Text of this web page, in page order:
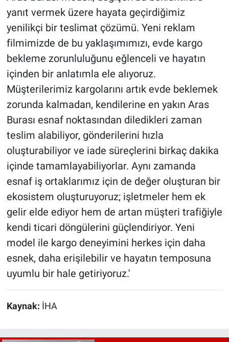
yanıt vermek üzere hayata geçirdiğimiz
yenilikçi bir teslimat çözümü. Yeni reklam
filmimizde de bu yaklaşımımızı, evde kargo
bekleme zorunluluğunu eğlenceli ve hayatın
içinden bir anlatımla ele alıyoruz.
Müşterilerimiz kargolarını artık evde beklemek
zorunda kalmadan, kendilerine en yakın Aras
Burası esnaf noktasından diledikleri zaman
teslim alabiliyor, gönderilerini hızla
oluşturabiliyor ve iade süreçlerini birkaç dakika
içinde tamamlayabiliyorlar. Aynı zamanda
esnaf iş ortaklarımız için de değer oluşturan bir
ekosistem oluşturuyoruz; işletmeler hem ek
gelir elde ediyor hem de artan müşteri trafiğiyle
kendi ticari döngülerini güçlendiriyor. Yeni
model ile kargo deneyimini herkes için daha
esnek, daha erişilebilir ve hayatın temposuna
uyumlu bir hale getiriyoruz.'
Kaynak: İHA